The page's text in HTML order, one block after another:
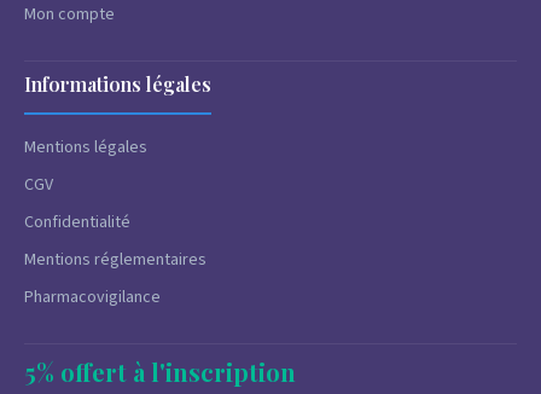
Mon compte
Informations légales
Mentions légales
CGV
Confidentialité
Mentions réglementaires
Pharmacovigilance
5% offert à l'inscription